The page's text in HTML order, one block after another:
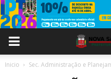
Inicio Sec. Administração e